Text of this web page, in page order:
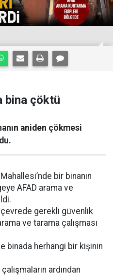
bina çöktü
aniden çökmesi
bir binanın
AFAD arama ve
çevrede gerekli güvenlik
ve tarama çalışması
binada herhangi bir kişinin
ardından